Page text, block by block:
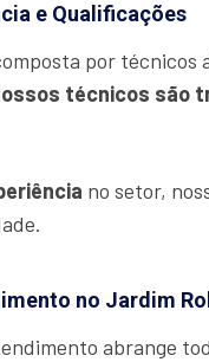
e Qualificações
por
técnicos são
no setor,
no Jardim
abrange